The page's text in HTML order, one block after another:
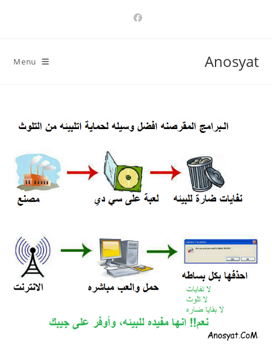
Anosyat
Menu